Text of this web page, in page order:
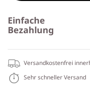
Einfache
Bezahlung
Versandkostenfrei
Sehr schneller Versand